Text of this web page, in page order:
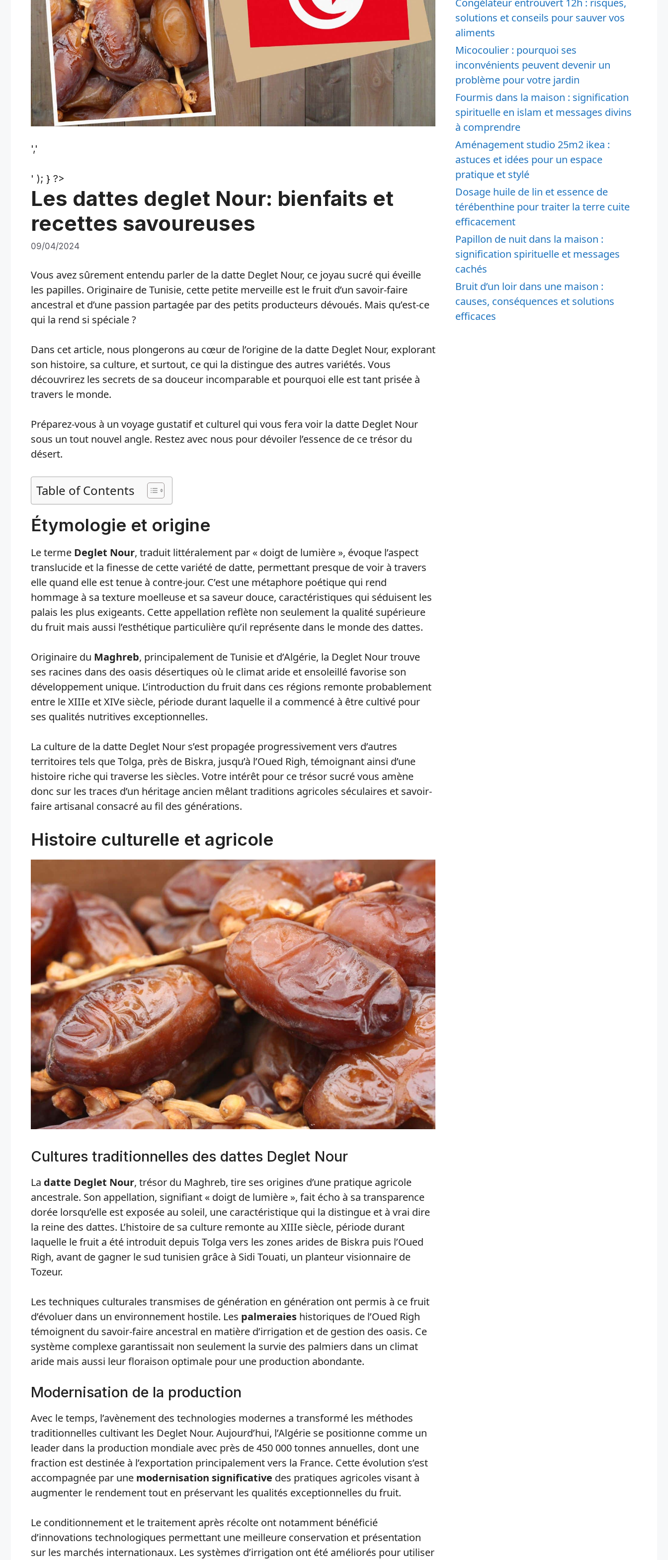
','
' ); } ?>
Les dattes deglet Nour: bienfaits et
recettes savoureuses
09/04/2024
Vous avez sûrement entendu parler de la datte Deglet Nour, ce joyau sucré qui éveille
les papilles. Originaire de Tunisie, cette petite merveille est le fruit d’un savoir-faire
ancestral et d’une passion partagée par des petits producteurs dévoués. Mais qu’est-ce
qui la rend si spéciale ?
Dans cet article, nous plongerons au cœur de l’origine de la datte Deglet Nour, explorant
son histoire, sa culture, et surtout, ce qui la distingue des autres variétés. Vous
découvrirez les secrets de sa douceur incomparable et pourquoi elle est tant prisée à
travers le monde.
Préparez-vous à un voyage gustatif et culturel qui vous fera voir la datte Deglet Nour
sous un tout nouvel angle. Restez avec nous pour dévoiler l’essence de ce trésor du
désert.
Table of Contents
Étymologie et origine
Le terme Deglet Nour, traduit littéralement par « doigt de lumière », évoque l’aspect
translucide et la finesse de cette variété de datte, permettant presque de voir à travers
elle quand elle est tenue à contre-jour. C’est une métaphore poétique qui rend
hommage à sa texture moelleuse et sa saveur douce, caractéristiques qui séduisent les
palais les plus exigeants. Cette appellation reflète non seulement la qualité supérieure
du fruit mais aussi l’esthétique particulière qu’il représente dans le monde des dattes.
Originaire du Maghreb, principalement de Tunisie et d’Algérie, la Deglet Nour trouve
ses racines dans des oasis désertiques où le climat aride et ensoleillé favorise son
développement unique. L’introduction du fruit dans ces régions remonte probablement
entre le XIIIe et XIVe siècle, période durant laquelle il a commencé à être cultivé pour
ses qualités nutritives exceptionnelles.
La culture de la datte Deglet Nour s’est propagée progressivement vers d’autres
territoires tels que Tolga, près de Biskra, jusqu’à l’Oued Righ, témoignant ainsi d’une
histoire riche qui traverse les siècles. Votre intérêt pour ce trésor sucré vous amène
donc sur les traces d’un héritage ancien mêlant traditions agricoles séculaires et savoir-
faire artisanal consacré au fil des générations.
Histoire culturelle et agricole
Cultures traditionnelles des dattes Deglet Nour
La datte Deglet Nour, trésor du Maghreb, tire ses origines d’une pratique agricole
ancestrale. Son appellation, signifiant « doigt de lumière », fait écho à sa transparence
dorée lorsqu’elle est exposée au soleil, une caractéristique qui la distingue et à vrai dire
la reine des dattes. L’histoire de sa culture remonte au XIIIe siècle, période durant
laquelle le fruit a été introduit depuis Tolga vers les zones arides de Biskra puis l’Oued
Righ, avant de gagner le sud tunisien grâce à Sidi Touati, un planteur visionnaire de
Tozeur.
Les techniques culturales transmises de génération en génération ont permis à ce fruit
d’évoluer dans un environnement hostile. Les palmeraies historiques de l’Oued Righ
témoignent du savoir-faire ancestral en matière d’irrigation et de gestion des oasis. Ce
système complexe garantissait non seulement la survie des palmiers dans un climat
aride mais aussi leur floraison optimale pour une production abondante.
Modernisation de la production
Avec le temps, l’avènement des technologies modernes a transformé les méthodes
traditionnelles cultivant les Deglet Nour. Aujourd’hui, l’Algérie se positionne comme un
leader dans la production mondiale avec près de 450 000 tonnes annuelles, dont une
fraction est destinée à l’exportation principalement vers la France. Cette évolution s’est
accompagnée par une modernisation significative des pratiques agricoles visant à
augmenter le rendement tout en préservant les qualités exceptionnelles du fruit.
Le conditionnement et le traitement après récolte ont notamment bénéficié
d’innovations technologiques permettant une meilleure conservation et présentation
sur les marchés internationaux. Les systèmes d’irrigation ont été améliorés pour utiliser
solutions et conseils pour sauver vos
aliments
Micocoulier : pourquoi ses
inconvénients peuvent devenir un
problème pour votre jardin
Fourmis dans la maison : signification
spirituelle en islam et messages divins
à comprendre
Aménagement studio 25m2 ikea :
astuces et idées pour un espace
pratique et stylé
Dosage huile de lin et essence de
térébenthine pour traiter la terre cuite
efficacement
Papillon de nuit dans la maison :
signification spirituelle et messages
cachés
Bruit d’un loir dans une maison :
causes, conséquences et solutions
efficaces